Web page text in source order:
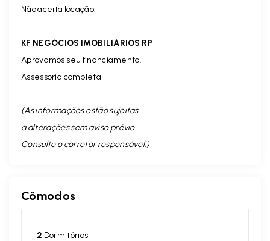
Não aceita locação.
KF NEGÓCIOS IMOBILIÁRIOS RP
Aprovamos seu financiamento.
Assessoria completa
(As informações estão sujeitas
a alterações sem aviso prévio.
Consulte o corretor responsável. )
Cômodos
2 Dormitórios